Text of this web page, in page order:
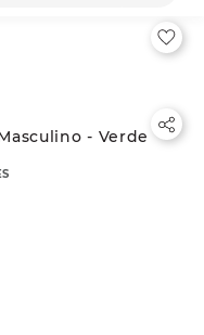
- Verde